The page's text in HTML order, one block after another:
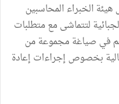
الخبراء المحاسبين
لتتماشى مع متطلبات
في صياغة مجموعة من
بخصوص إجراءات إعادة